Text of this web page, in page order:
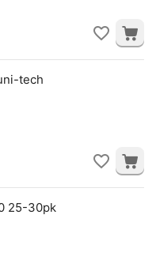
tech
25-30pk